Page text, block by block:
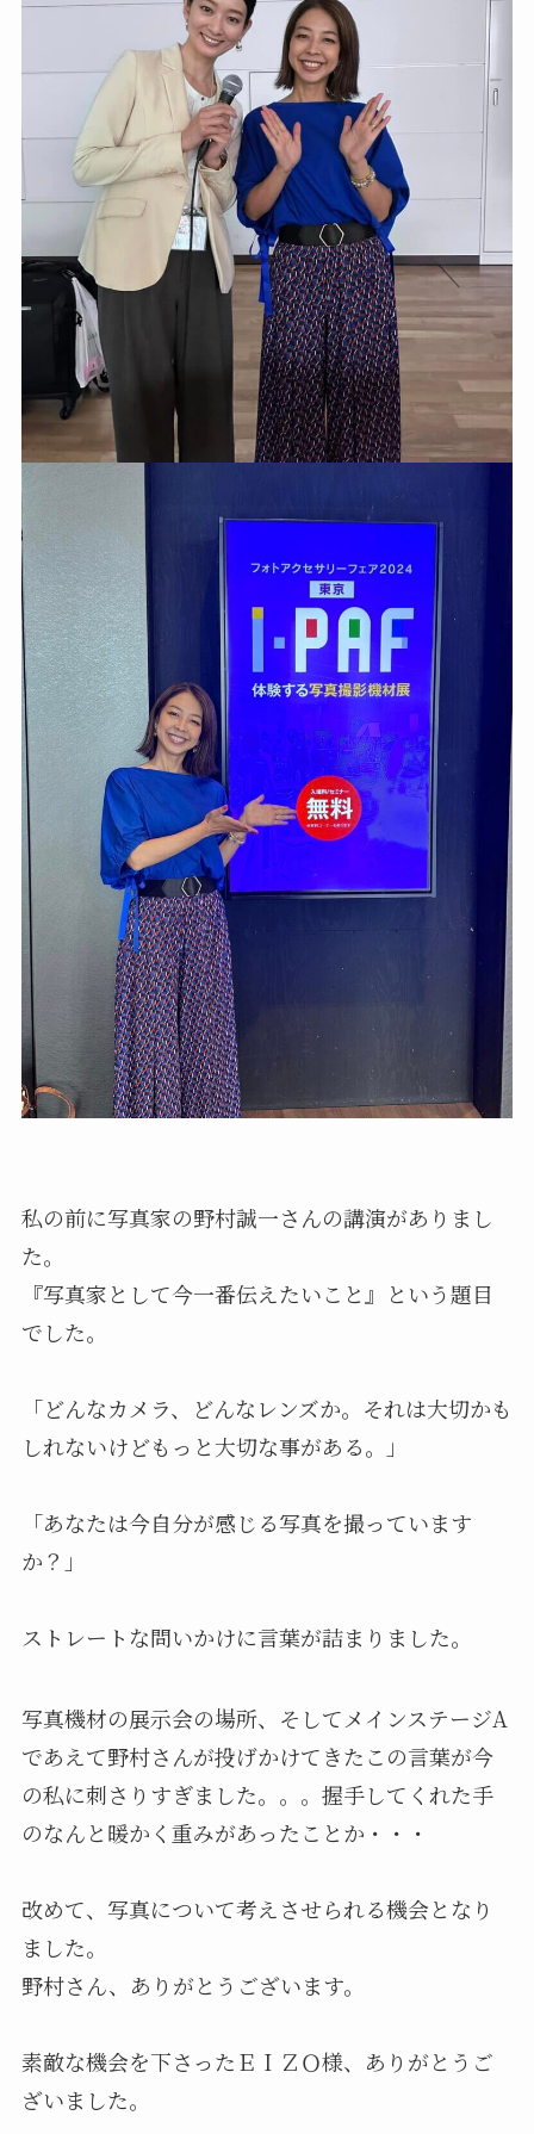
私の前に写真家の野村誠一さんの講演がありまし
た。
『写真家として今一番伝えたいこと』という題目
でした。
「どんなカメラ、どんなレンズか。それは大切かも
しれないけどもっと大切な事がある。」
「あなたは今自分が感じる写真を撮っています
か？」
ストレートな問いかけに言葉が詰まりました。
写真機材の展示会の場所、そしてメインステージA
であえて野村さんが投げかけてきたこの言葉が今
の私に刺さりすぎました。。。握手してくれた手
のなんと暖かく重みがあったことか・・・
改めて、写真について考えさせられる機会となり
ました。
野村さん、ありがとうございます。
素敵な機会を下さったＥＩＺＯ様、ありがとうご
ざいました。